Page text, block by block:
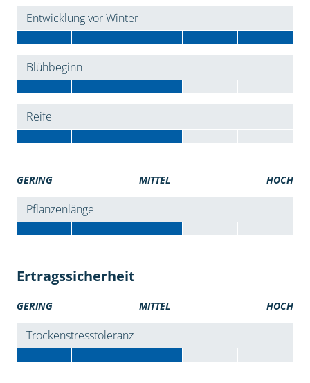
Entwicklung vor Winter
Blühbeginn
Reife
GERING MITTEL HOCH
Pflanzenlänge
Ertragssicherheit
GERING MITTEL HOCH
Trockenstresstoleranz